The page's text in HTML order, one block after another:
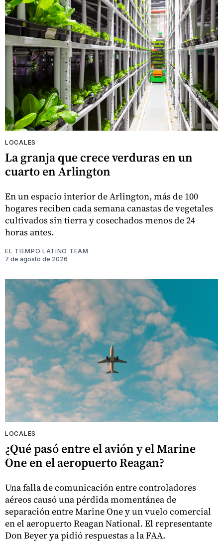
LOCALES
La granja que crece verduras en un
cuarto en Arlington
En un espacio interior de Arlington, más de 100
hogares reciben cada semana canastas de vegetales
cultivados sin tierra y cosechados menos de 24
horas antes.
EL TIEMPO LATINO TEAM
7 de agosto de 2026
LOCALES
¿Qué pasó entre el avión y el Marine
One en el aeropuerto Reagan?
Una falla de comunicación entre controladores
aéreos causó una pérdida momentánea de
separación entre Marine One y un vuelo comercial
en el aeropuerto Reagan National. El representante
Don Beyer ya pidió respuestas a la FAA.